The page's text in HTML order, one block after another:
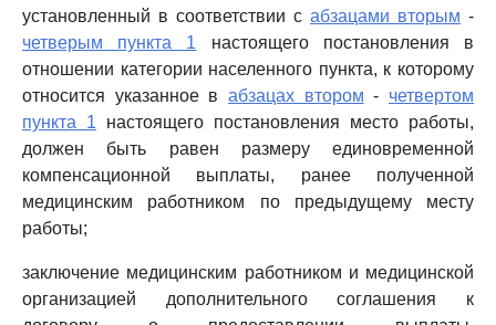
установленный в соответствии с абзацами вторым -
четверым пункта 1 настоящего постановления в
отношении категории населенного пункта, к которому
относится указанное в абзацах втором - четвертом
пункта 1 настоящего постановления место работы,
должен быть равен размеру единовременной
компенсационной выплаты, ранее полученной
медицинским работником по предыдущему месту
работы;
заключение медицинским работником и медицинской
организацией дополнительного соглашения к